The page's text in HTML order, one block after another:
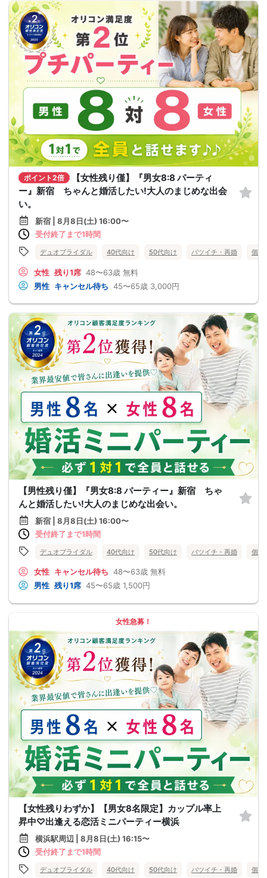
ポイント2倍
【女性残り僅】『男女8:8 パーティ
ー』新宿 ちゃんと婚活したい!大人のまじめな出会
い。
新宿 | 8月8日(土) 16:00〜
受付終了まで1時間
デュオブライダル 40代向け 50代向け バツイチ・再婚 個室
女性 残り1席 48〜63歳 無料
男性 キャンセル待ち 45〜65歳 3,000円
【男性残り僅】『男女8:8 パーティー』新宿 ちゃ
んと婚活したい!大人のまじめな出会い。
新宿 | 8月8日(土) 16:00〜
受付終了まで1時間
デュオブライダル 40代向け 50代向け バツイチ・再婚 個室
女性 キャンセル待ち 48〜63歳 無料
男性 残り1席 45〜65歳 1,500円
女性急募！
【女性残りわずか】【男女8名限定】カップル率上
昇中♡出逢える恋活ミニパーティー横浜
横浜駅周辺 | 8月8日(土) 16:15〜
受付終了まで1時間
デュオブライダル 40代向け 50代向け バツイチ・再婚 個室